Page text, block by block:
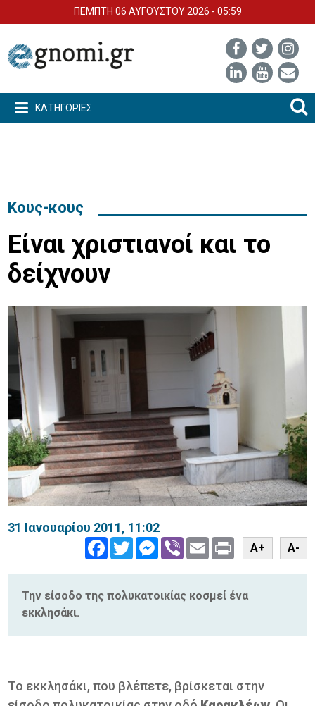
ΠΕΜΠΤΗ 06 ΑΥΓΟΥΣΤΟΥ 2026 - 05:59
ΚΑΤΗΓΟΡΙΕΣ
Κους-κους
Είναι χριστιανοί και το
δείχνουν
31 Ιανουαρίου 2011, 11:02
FacebookTwitterMessenger
Viber Email PrintA+ A-
Την είσοδο της πολυκατοικίας κοσμεί ένα
εκκλησάκι.
Το εκκλησάκι, που βλέπετε, βρίσκεται στην